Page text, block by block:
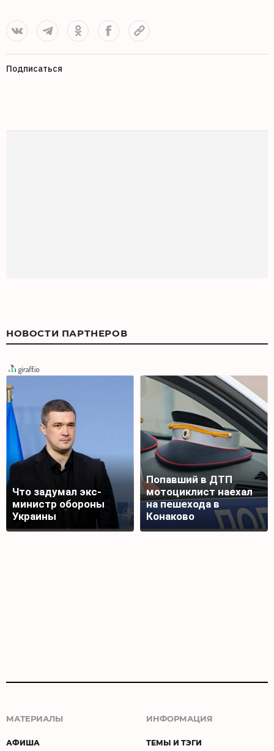
Подписаться
НОВОСТИ ПАРТНЕРОВ
Что задумал экс-
министр обороны
Украины
Попавший в ДТП
мотоциклист наехал
на пешехода в
Конаково
МАТЕРИАЛЫ
АФИША
ИНФОРМАЦИЯ
ТЕМЫ И ТЭГИ